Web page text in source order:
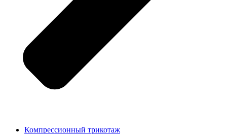
Компрессионный трикотаж